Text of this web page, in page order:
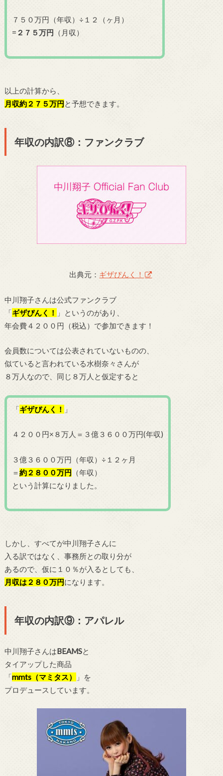
７５０万円（年収）÷１２（ヶ月）
= ２７５万円 （月収）
以上の計算から、
月収約２７５万円と予想できます。
年収の内訳⑧：ファンクラブ
出典元： ギザぴんく！
中川翔子さんは公式ファンクラブ
「ギザぴんく！
」というのがあり、
年会費４２００円（税込）で参加できます！
会員数については公表されていないものの、
似ていると言われている水樹奈々さんが
８万人なので、同じ８万人と仮定すると
「ギザぴんく！ 」
４２００円×８万人＝３億３６００万円(年収)
３億３６００万円（年収）÷１２ヶ月
＝約２８００万円 （年収）
という計算になりました。
しかし、すべてが中川翔子さんに
入る訳ではなく、事務所との取り分が
あるので、仮に１０％が入るとしても、
月収は２８０万円になります。
年収の内訳⑨：アパレル
中川翔子さんはBEAMSと
タイアップした商品
「mmts（マミタス）
」を
プロデュースしています。